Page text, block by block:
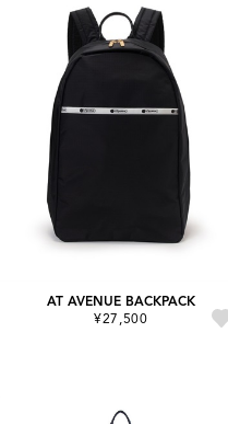
AT AVENUE BACKPACK
¥27,500